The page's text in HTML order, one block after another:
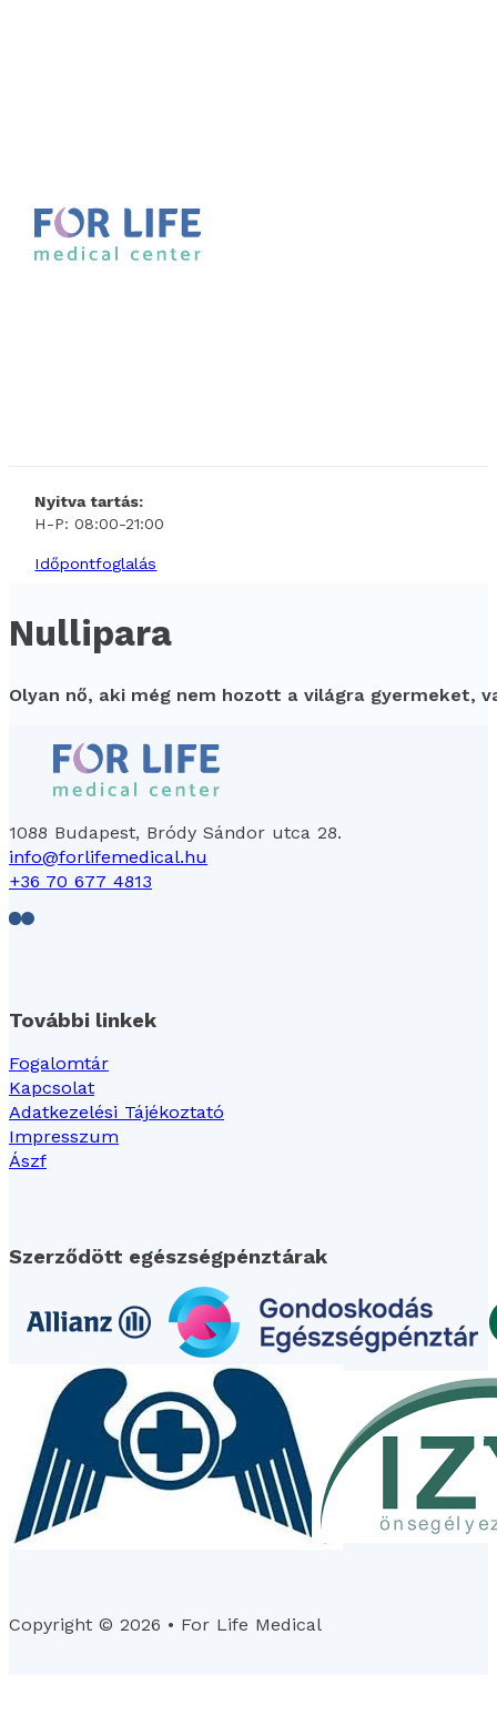
Nyitva tartás:
H-P: 08:00-21:00
Időpontfoglalás
Nullipara
Olyan nő, aki még nem hozott a világra gyermeket,
1088 Budapest, Bródy Sándor utca 28.
info@forlifemedical.hu
+36 70 677 4813
Follow us on Facebook
Follow us on LinkedIn
További linkek
Fogalomtár
Kapcsolat
Adatkezelési Tájékoztató
Impresszum
Ászf
Szerződött egészségpénztárak
Copyright © 2026 • For Life Medical